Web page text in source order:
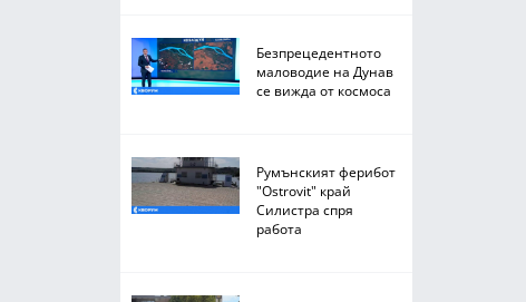
Безпрецедентното
маловодие на Дунав
се вижда от космоса
Румънският ферибот
"Ostrovit" край
Силистра спря
работа